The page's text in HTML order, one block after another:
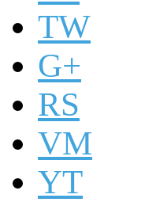
TW
G+
RS
VM
YT